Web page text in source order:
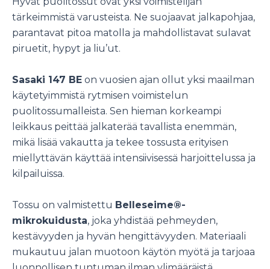
tärkeimmistä varusteista. Ne suojaavat jalkapohjaa,
parantavat pitoa matolla ja mahdollistavat sulavat
piruetit, hypyt ja liu’ut.
Sasaki 147 BE on vuosien ajan ollut yksi maailman
käytetyimmistä rytmisen voimistelun
puolitossumalleista. Sen hieman korkeampi
leikkaus peittää jalkaterää tavallista enemmän,
mikä lisää vakautta ja tekee tossusta erityisen
miellyttävän käyttää intensiivisessä harjoittelussa ja
kilpailuissa.
Tossu on valmistettu Belleseime®-
mikrokuidusta, joka yhdistää pehmeyden,
kestävyyden ja hyvän hengittävyyden. Materiaali
mukautuu jalan muotoon käytön myötä ja tarjoaa